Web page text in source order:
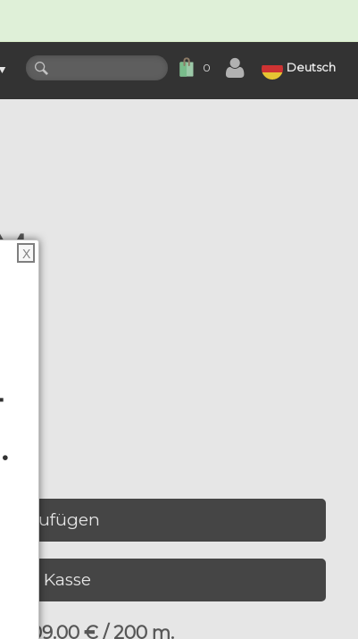
▼ 0 Deutsch
Hinzufügen
Zur Kasse
109.00 € / 200 m.
X